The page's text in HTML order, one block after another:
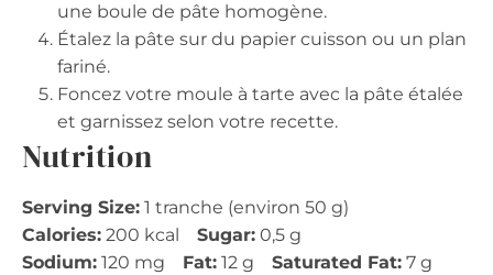
une boule de pâte homogène.
Étalez la pâte sur du papier cuisson ou un plan
fariné.
Foncez votre moule à tarte avec la pâte étalée
et garnissez selon votre recette.
Nutrition
Serving Size: 1 tranche (environ 50 g)
Calories: 200 kcal Sugar: 0,5 g
Sodium: 120 mg Fat: 12 g Saturated Fat: 7 g